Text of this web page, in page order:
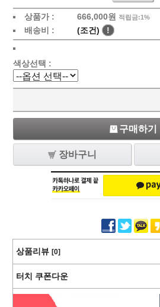
상품가 : 666,000원 적립금:1%
배송비 : (조건) !
색상선택 :
구매하기
장바구니
상품리뷰 [0]
터치 쿠폰다운